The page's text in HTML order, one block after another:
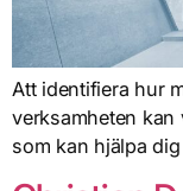
Att identifiera hur
verksamheten kan
som kan hjälpa